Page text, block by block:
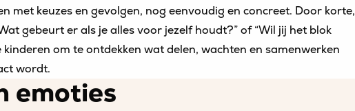
met keuzes en gevolgen, nog eenvoudig en concreet. Door korte,
gebeurt er als je alles voor jezelf houdt?” of “Wil jij het blok
kinderen om te ontdekken wat delen, wachten en samenwerken
wordt.
emoties